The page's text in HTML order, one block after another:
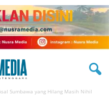
Sumbawa yang Hilang Masih Nihil